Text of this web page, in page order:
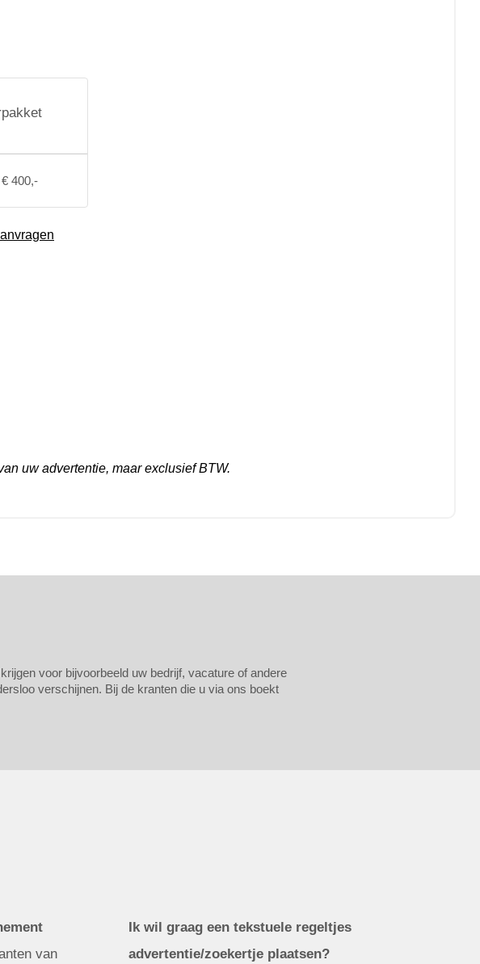
400,-
uw advertentie, maar exclusief BTW.
voor bijvoorbeeld uw bedrijf, vacature of andere
verschijnen. Bij de kranten die u via ons boekt
van
Ik wil graag een tekstuele regeltjes
advertentie/zoekertje plaatsen?